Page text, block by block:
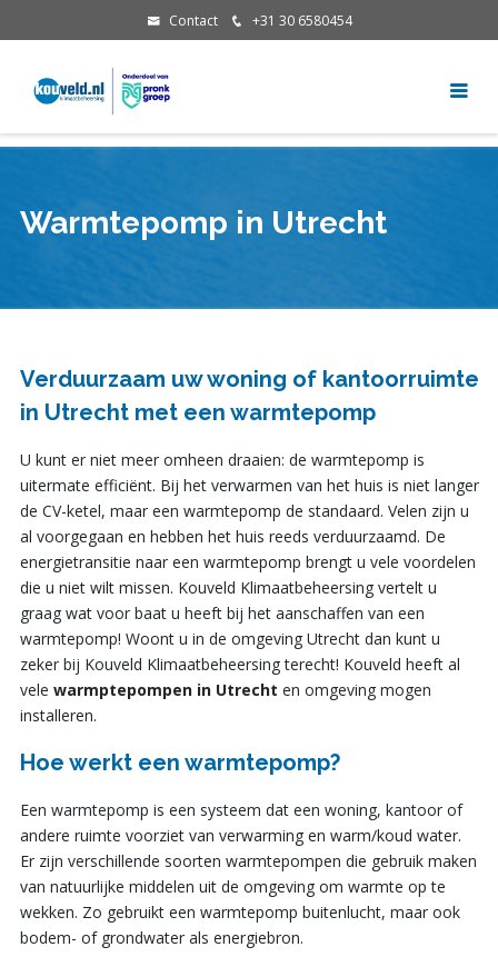
Contact +31 30 6580454
Warmtepomp in Utrecht
Verduurzaam uw woning of kantoorruimte
in Utrecht met een warmtepomp
U kunt er niet meer omheen draaien: de warmtepomp is
uitermate efficiënt. Bij het verwarmen van het huis is niet langer
de CV-ketel, maar een warmtepomp de standaard. Velen zijn u
al voorgegaan en hebben het huis reeds verduurzaamd. De
energietransitie naar een warmtepomp brengt u vele voordelen
die u niet wilt missen. Kouveld Klimaatbeheersing vertelt u
graag wat voor baat u heeft bij het aanschaffen van een
warmtepomp! Woont u in de omgeving Utrecht dan kunt u
zeker bij Kouveld Klimaatbeheersing terecht! Kouveld heeft al
vele warmptepompen in Utrecht en omgeving mogen
installeren.
Hoe werkt een warmtepomp?
Een warmtepomp is een systeem dat een woning, kantoor of
andere ruimte voorziet van verwarming en warm/koud water.
Er zijn verschillende soorten warmtepompen die gebruik maken
van natuurlijke middelen uit de omgeving om warmte op te
wekken. Zo gebruikt een warmtepomp buitenlucht, maar ook
bodem- of grondwater als energiebron.